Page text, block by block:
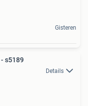
Gisteren
s5189
Details